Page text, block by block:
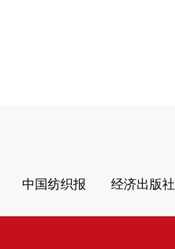
中国纺织报 经济出版社